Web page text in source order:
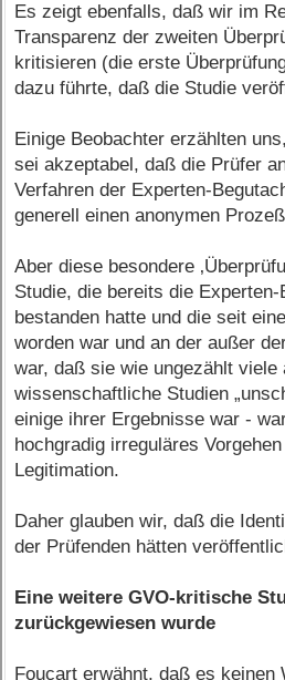
Es zeigt ebenfalls, daß wir im
Transparenz der zweiten
kritisieren (die erste
dazu führte, daß die Studie
Einige Beobachter erzählten
sei akzeptabel, daß die Prüfer
Verfahren der Experten-
generell einen anonymen
Aber diese besondere
Studie, die bereits die Experten-
bestanden hatte und die seit
worden war und an der außer
war, daß sie wie ungezählt viele
wissenschaftliche Studien
einige ihrer Ergebnisse war -
hochgradig irreguläres
Legitimation.
Daher glauben wir, daß die
der Prüfenden hätten
Eine weitere GVO-kritische
zurückgewiesen wurde
Foucart erwähnt, daß es keinen